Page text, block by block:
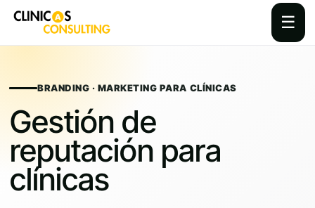
☰
contentBRANDING · MARKETING PARA CLÍNICAS
Gestión de
reputación para
clínicas